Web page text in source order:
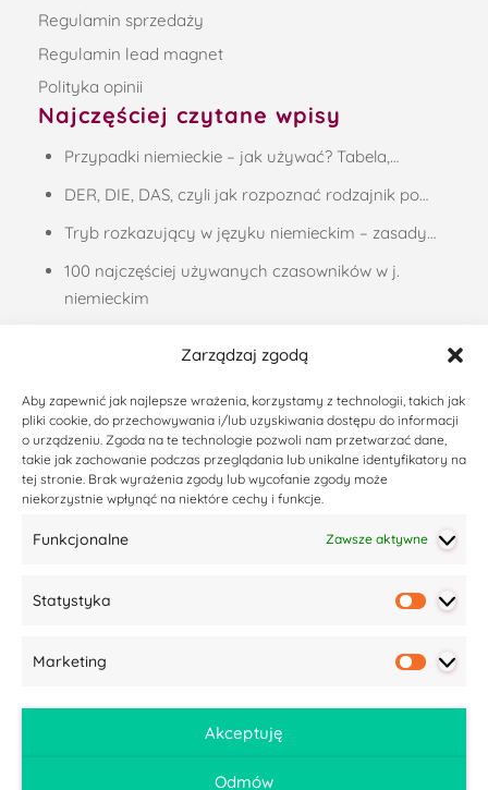
Zarządzaj zgodą
Aby zapewnić jak najlepsze wrażenia, korzystamy z technologii, takich jak
pliki cookie, do przechowywania i/lub uzyskiwania dostępu do informacji
o urządzeniu. Zgoda na te technologie pozwoli nam przetwarzać dane,
takie jak zachowanie podczas przeglądania lub unikalne identyfikatory na
tej stronie. Brak wyrażenia zgody lub wycofanie zgody może
niekorzystnie wpłynąć na niektóre cechy i funkcje.
Funkcjonalne Zawsze aktywne
Statystyka
Marketing
Akceptuję
Odmów
Regulamin sprzedaży
Regulamin lead magnet
Polityka opinii
Najczęściej czytane wpisy
Przypadki niemieckie – jak używać? Tabela,…
DER, DIE, DAS, czyli jak rozpoznać rodzajnik po…
Tryb rozkazujący w języku niemieckim – zasady…
100 najczęściej używanych czasowników w j.
niemieckim
Liczebniki porządkowe, czyli jak podawać daty w…
Zaimki dzierżawcze w języku niemieckim –…
Życzenia noworoczne po niemiecku – 37 propozycji
Co pomaga w nauce języka niemieckiego (i nie tylko)?
50 podstawowych przymiotników w języku niemieckim